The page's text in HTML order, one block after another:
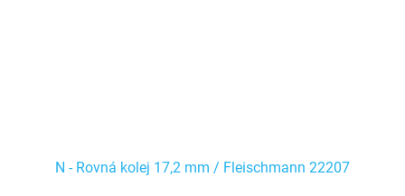
N - Rovná kolej 17,2 mm / Fleischmann 22207